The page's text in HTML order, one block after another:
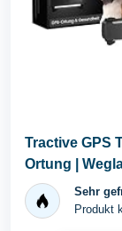
Tractive GPS
Ortung |
Sehr
Produkt